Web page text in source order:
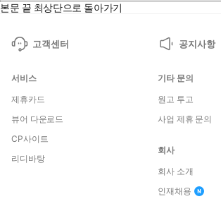
본문 끝 최상단으로 돌아가기
고객센터 공지사항
서비스
제휴카드
뷰어 다운로드
CP사이트
리디바탕
기타 문의
원고 투고
사업 제휴 문의
회사
회사 소개
인재채용